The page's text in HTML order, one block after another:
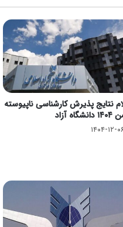
نتایج پذیرش کارشناسی ناپیوسته
آزاد
۱۲-۰۶